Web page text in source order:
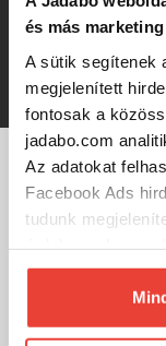
és más
A sütik segítenek
megjelenített
fontosak a
jadabo.com
Az adatokat
Facebook Ads
tudunk
biztosításához
számunkra
Természetesen